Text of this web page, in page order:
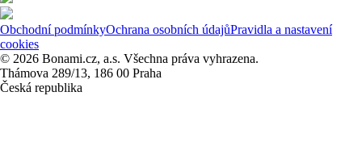
Obchodní podmínkyOchrana osobních údajůPravidla a nastavení
cookies
© 2026 Bonami.cz, a.s. Všechna práva vyhrazena.
Thámova 289/13, 186 00 Praha
Česká republika